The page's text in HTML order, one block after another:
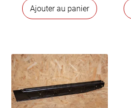
Ajouter au panier